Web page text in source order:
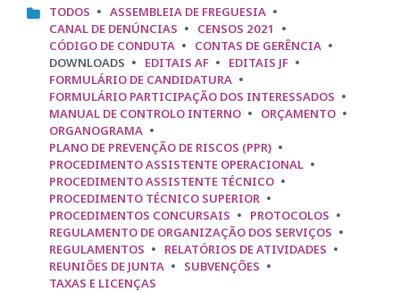
CATEGORIES:
TODOS
ASSEMBLEIA DE FREGUESIA
CANAL DE DENÚNCIAS
CENSOS 2021
CÓDIGO DE CONDUTA
CONTAS DE GERÊNCIA
DOWNLOADS
EDITAIS AF
EDITAIS JF
FORMULÁRIO DE CANDIDATURA
FORMULÁRIO PARTICIPAÇÃO DOS INTERESSADOS
MANUAL DE CONTROLO INTERNO
ORÇAMENTO
ORGANOGRAMA
PLANO DE PREVENÇÃO DE RISCOS (PPR)
PROCEDIMENTO ASSISTENTE OPERACIONAL
PROCEDIMENTO ASSISTENTE TÉCNICO
PROCEDIMENTO TÉCNICO SUPERIOR
PROCEDIMENTOS CONCURSAIS
PROTOCOLOS
REGULAMENTO DE ORGANIZAÇÃO DOS SERVIÇOS
REGULAMENTOS
RELATÓRIOS DE ATIVIDADES
REUNIÕES DE JUNTA
SUBVENÇÕES
TAXAS E LICENÇAS